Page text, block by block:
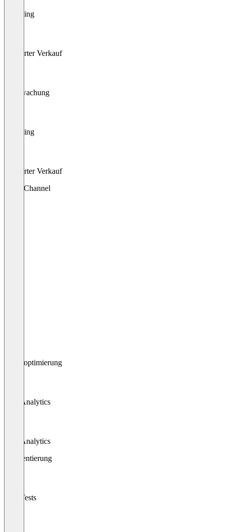
Targeting
Geführter Verkauf
Überwachung
Targeting
Geführter Verkauf
Multi-Channel
Seitenoptimierung
Web Analytics
Web Analytics
Segmentierung
A/B-Tests